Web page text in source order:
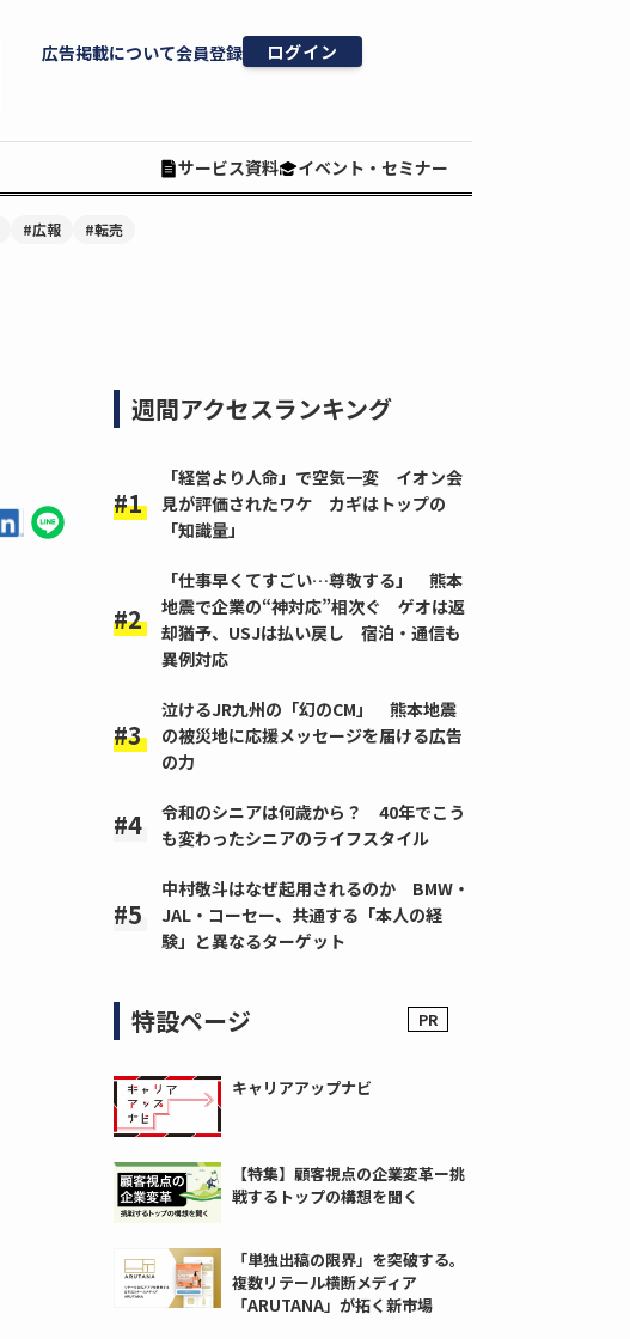
広告掲載について会員登録 ログイン
サービス資料 イベント・セミナー
#広報 #転売
週間アクセスランキング
「経営より人命」で空気一変 イオン会
見が評価されたワケ カギはトップの
「知識量」
「仕事早くてすごい…尊敬する」 熊本
地震で企業の“神対応”相次ぐ ゲオは返
却猶予、USJは払い戻し 宿泊・通信も
異例対応
泣けるJR九州の「幻のCM」 熊本地震
の被災地に応援メッセージを届ける広告
の力
令和のシニアは何歳から？ 40年でこう
も変わったシニアのライフスタイル
中村敬斗はなぜ起用されるのか BMW・
JAL・コーセー、共通する「本人の経
験」と異なるターゲット
特設ページ
キャリアアップナビ
【特集】顧客視点の企業変革ー挑
戦するトップの構想を聞く
「単独出稿の限界」を突破する。
複数リテール横断メディア
「ARUTANA」が拓く新市場